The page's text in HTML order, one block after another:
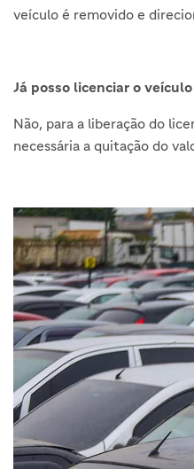
veículo é removido e
Já posso licenciar o
Não, para a liberação do
necessária a quitação do